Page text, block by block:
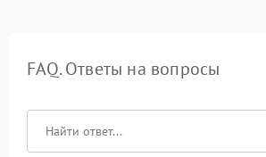
FAQ. Ответы на вопросы